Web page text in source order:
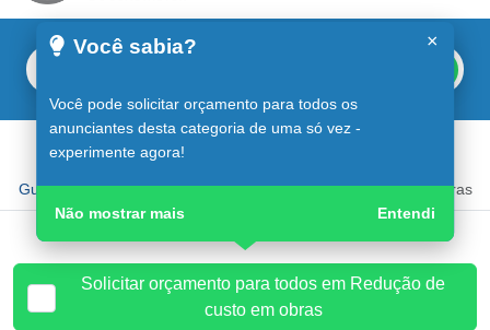
Redução de custo em obras em Sorocaba
Guia do Construtor Guia Digital Redução de custo em obras
Solicitar orçamento para todos em Redução de
custo em obras
×
Você sabia?
Você pode solicitar orçamento para todos os
anunciantes desta categoria de uma só vez -
experimente agora!
Não mostrar mais Entendi